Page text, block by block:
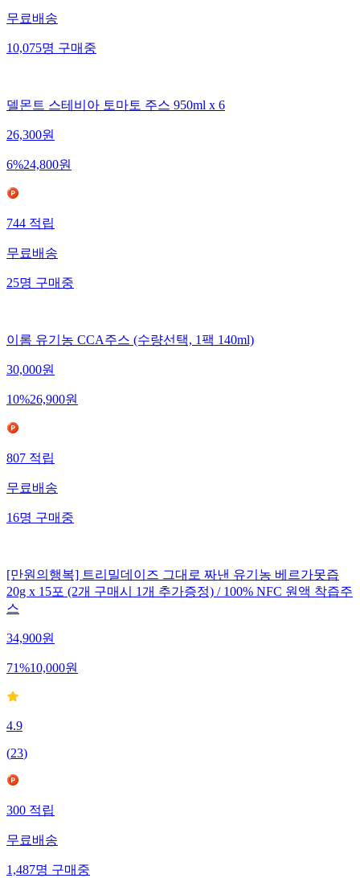
무료배송
10,075명 구매중
델몬트 스테비아 토마토 주스 950ml x 6
26,300원
6%24,800원
744 적립
무료배송
25명 구매중
이롬 유기농 CCA주스 (수량선택, 1팩 140ml)
30,000원
10%26,900원
807 적립
무료배송
16명 구매중
[만원의행복] 트리밀데이즈 그대로 짜낸 유기농 베르가못즙
20g x 15포 (2개 구매시 1개 추가증정) / 100% NFC 원액 착즙주
스
34,900원
71%10,000원
4.9
(23)
300 적립
무료배송
1,487명 구매중